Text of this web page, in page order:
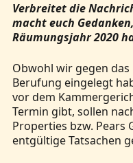
Verbreitet die
macht euch
Räumungsjahr 2020
Obwohl wir gegen
Berufung eingelegt
vor dem
Termin gibt, sollen
Properties bzw. Pears
entgültige Tatsachen